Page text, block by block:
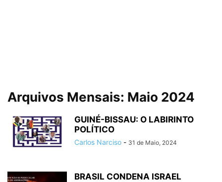
Arquivos Mensais: Maio 2024
GUINÉ-BISSAU: O LABIRINTO
POLÍTICO
Carlos Narciso - 31 de Maio, 2024
BRASIL CONDENA ISRAEL